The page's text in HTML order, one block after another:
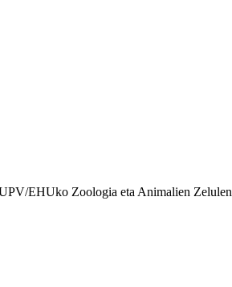
UPV/EHUko Zoologia eta Animalien Zelulen